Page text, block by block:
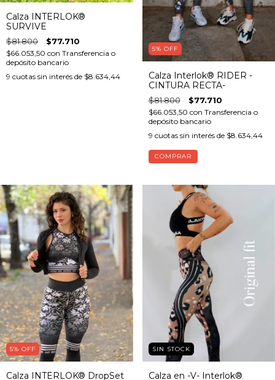
Calza INTERLOK®
SURVIVE
$81.800 $77.710
$66.053,50 con Transferencia o
depósito bancario
9 cuotas sin interés de $8.634,44
5% OFF
Calza Interlok® RIDER -
CINTURA RECTA-
$81.800 $77.710
$66.053,50 con Transferencia o
depósito bancario
9 cuotas sin interés de $8.634,44
COMPRAR
5% OFF
Calza INTERLOK® DropSet
SIN STOCK
Calza en -V- Interlok®